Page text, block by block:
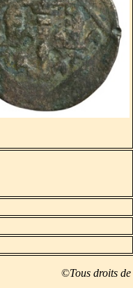
©Tous droits